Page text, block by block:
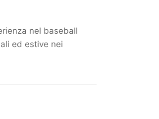
nel baseball
ed estive nei